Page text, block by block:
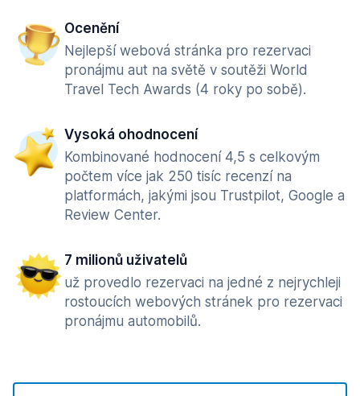
Ocenění
Nejlepší webová stránka pro rezervaci
pronájmu aut na světě v soutěži World
Travel Tech Awards (4 roky po sobě).
Vysoká ohodnocení
Kombinované hodnocení 4,5 s celkovým
počtem více jak 250 tisíc recenzí na
platformách, jakými jsou Trustpilot, Google a
Review Center.
7 milionů uživatelů
už provedlo rezervaci na jedné z nejrychleji
rostoucích webových stránek pro rezervaci
pronájmu automobilů.